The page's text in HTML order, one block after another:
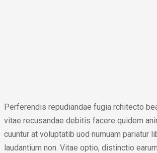
Perferendis repudiandae fugia rchitecto
vitae recusandae debitis facere quidem
cuuntur at voluptatib uod numuam pariatur
laudantium non. Vitae optio, distinctio